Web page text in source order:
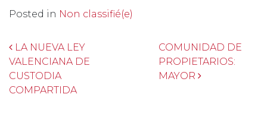
Posted in Non classifié(e)
Navigation
LA NUEVA LEY
VALENCIANA DE
CUSTODIA
COMPARTIDA
COMUNIDAD DE
PROPIETARIOS:
MAYOR